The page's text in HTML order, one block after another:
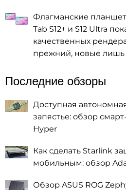
Флагманские
Tab S12+ и S12 Ultra
качественных
прежний, новые лишь
Последние обзоры
Доступная
запястье: обзор
Hyper
Как сделать Starlink
мобильным: обзор
Обзор ASUS ROG